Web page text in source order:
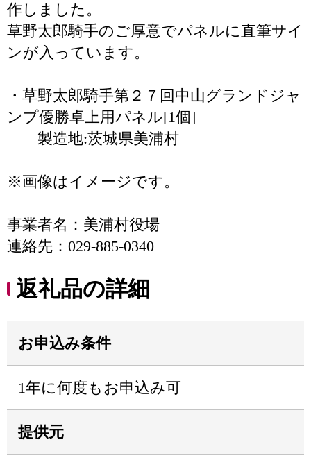
作しました。
草野太郎騎手のご厚意でパネルに直筆サイ
ンが入っています。
・草野太郎騎手第２７回中山グランドジャ
ンプ優勝卓上用パネル[1個]
製造地:茨城県美浦村
※画像はイメージです。
事業者名：美浦村役場
連絡先：029-885-0340
返礼品の詳細
お申込み条件
1年に何度もお申込み可
提供元